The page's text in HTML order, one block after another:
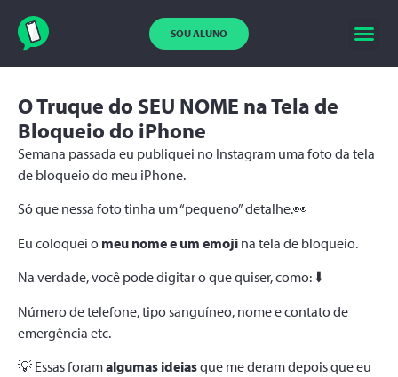
SOU ALUNO
O Truque do SEU NOME na Tela de
Bloqueio do iPhone
Semana passada eu publiquei no Instagram uma foto da tela
de bloqueio do meu iPhone.
Só que nessa foto tinha um “pequeno” detalhe.👀
Eu coloquei o meu nome e um emoji na tela de bloqueio.
Na verdade, você pode digitar o que quiser, como: ⬇️
Número de telefone, tipo sanguíneo, nome e contato de
emergência etc.
💡 Essas foramalgumas ideiasque me deram depois que eu